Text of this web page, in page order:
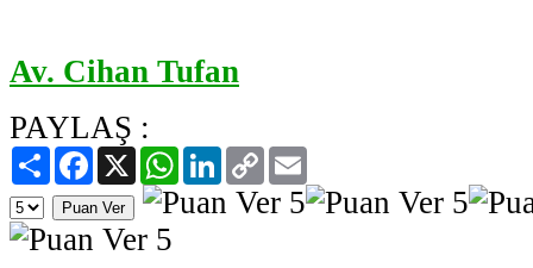
Av. Cihan Tufan
PAYLAŞ :
PaylaşFacebook
X WhatsAppLinkedIn
Copy
Link